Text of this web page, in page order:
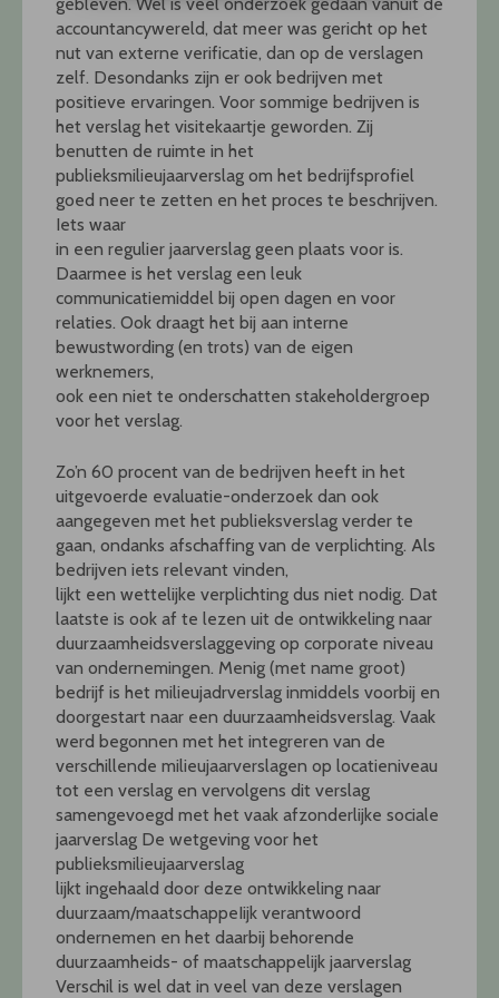
accountancywereld, dat meer was gericht op het
nut van externe verificatie, dan op de verslagen
zelf. Desondanks zijn er ook bedrijven met
positieve ervaringen. Voor sommige bedrijven is
het verslag het visitekaartje geworden. Zij
benutten de ruimte in het
publieksmilieujaarverslag om het bedrijfsprofiel
goed neer te zetten en het proces te beschrijven.
Iets waar
in een regulier jaarverslag geen plaats voor is.
Daarmee is het verslag een leuk
communicatiemiddel bij open dagen en voor
relaties. Ook draagt het bij aan interne
bewustwording (en trots) van de eigen
werknemers,
ook een niet te onderschatten stakeholdergroep
voor het verslag.
Zo’n 60 procent van de bedrijven heeft in het
uitgevoerde evaluatie-onderzoek dan ook
aangegeven met het publieksverslag verder te
gaan, ondanks afschaffing van de verplichting. Als
bedrijven iets relevant vinden,
lijkt een wettelijke verplichting dus niet nodig. Dat
laatste is ook af te lezen uit de ontwikkeling naar
duurzaamheidsverslaggeving op corporate niveau
van ondernemingen. Menig (met name groot)
bedrijf is het milieujadrverslag inmiddels voorbij en
doorgestart naar een duurzaamheidsverslag. Vaak
werd begonnen met het integreren van de
verschillende milieujaarverslagen op locatieniveau
tot een verslag en vervolgens dit verslag
samengevoegd met het vaak afzonderlijke sociale
jaarverslag De wetgeving voor het
publieksmilieujaarverslag
lijkt ingehaald door deze ontwikkeling naar
duurzaam/maatschappeIijk verantwoord
ondernemen en het daarbij behorende
duurzaamheids- of maatschappelijk jaarverslag
Verschil is wel dat in veel van deze verslagen